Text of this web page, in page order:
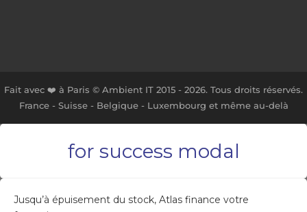
Fait avec ❤️ à Paris © Ambient IT 2015 - 2026. Tous droits réservés.
France - Suisse - Belgique - Luxembourg et même au-delà
for success modal
Jusqu’à épuisement du stock, Atlas finance votre